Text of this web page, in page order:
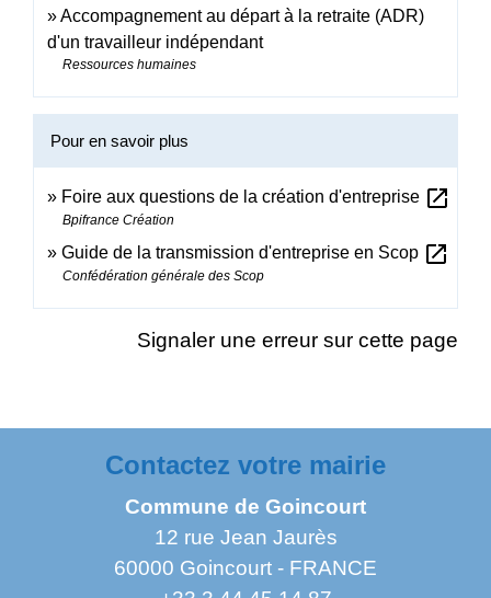
Accompagnement au départ à la retraite (ADR)
d'un travailleur indépendant
Ressources humaines
Pour en savoir plus
Foire aux questions de la création d'entreprise open_in_new
Bpifrance Création
Guide de la transmission d'entreprise en Scop open_in_new
Confédération générale des Scop
Signaler une erreur sur cette page
Contactez votre mairie
Commune de Goincourt
12 rue Jean Jaurès
60000 Goincourt - FRANCE